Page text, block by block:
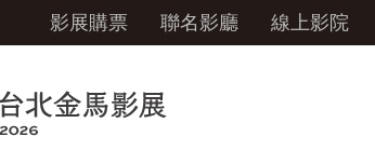
影展購票 聯名影廳 線上影院